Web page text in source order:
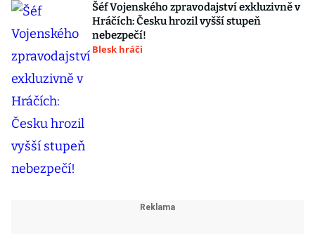
Šéf Vojenského zpravodajství exkluzivně v
Hráčích: Česku hrozil vyšší stupeň
nebezpečí!
Blesk hráči